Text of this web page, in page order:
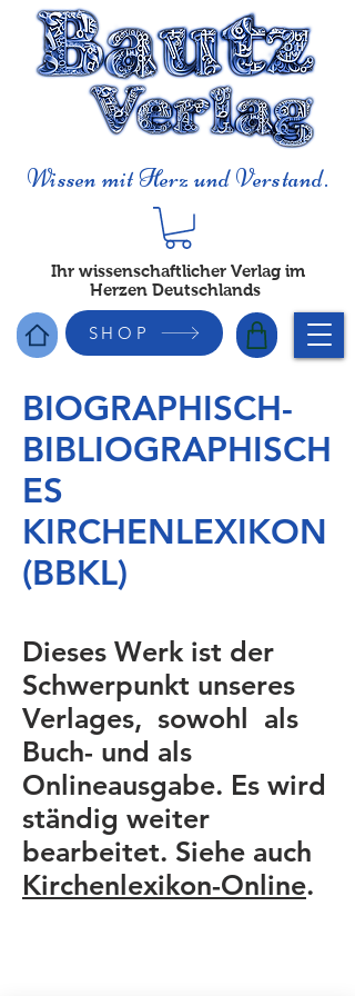
Wissen mit Herz und Verstand.
Ihr wissenschaftlicher Verlag im
Herzen Deutschlands
SHOP
BIOGRAPHISCH-
BIBLIOGRAPHISCH
ES
KIRCHENLEXIKON
(BBKL)
Dieses Werk ist der
Schwerpunkt unseres
Verlages, sowohl als
Buch- und als
Onlineausgabe. Es wird
ständig weiter
bearbeitet. Siehe auch
Kirchenlexikon-Online.